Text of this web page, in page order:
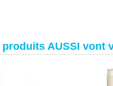
AUSSI vont